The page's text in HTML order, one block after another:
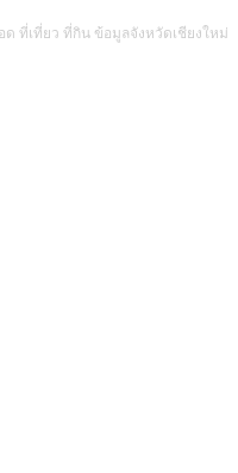
อด ที่เที่ยว ที่กิน ข้อมูลจังหวัดเชียงใหม่